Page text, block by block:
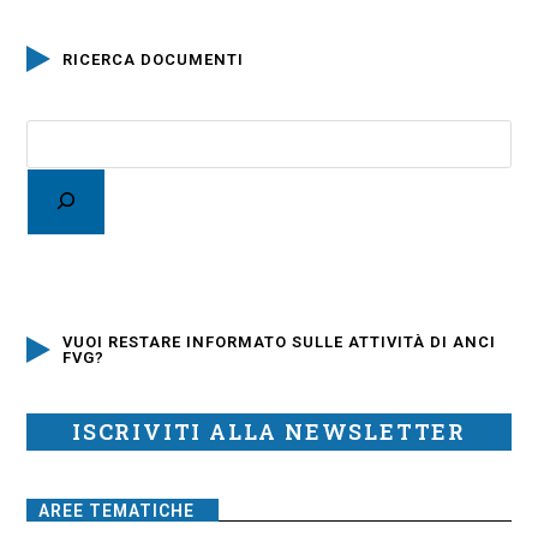
RICERCA DOCUMENTI
VUOI RESTARE INFORMATO SULLE ATTIVITÀ DI ANCI
FVG?
ISCRIVITI ALLA NEWSLETTER
AREE TEMATICHE